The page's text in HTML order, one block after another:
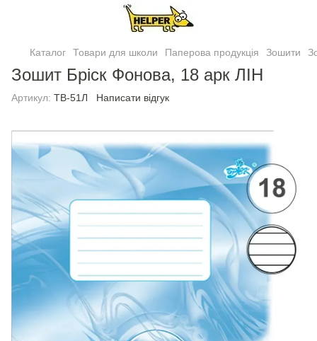
Каталог Товари для школи Паперова продукція Зошити
Зошит Брiск Фонова, 18 арк ЛІН
Артикул: ТВ-51Л Написати відгук